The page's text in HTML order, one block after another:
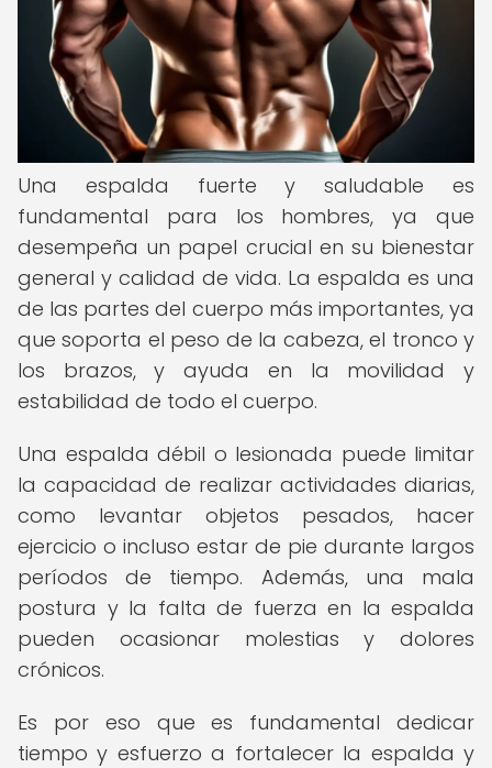
Una espalda fuerte y saludable es
fundamental para los hombres, ya que
desempeña un papel crucial en su bienestar
general y calidad de vida. La espalda es una
de las partes del cuerpo más importantes, ya
que soporta el peso de la cabeza, el tronco y
los brazos, y ayuda en la movilidad y
estabilidad de todo el cuerpo.
Una espalda débil o lesionada puede limitar
la capacidad de realizar actividades diarias,
como levantar objetos pesados, hacer
ejercicio o incluso estar de pie durante largos
períodos de tiempo. Además, una mala
postura y la falta de fuerza en la espalda
pueden ocasionar molestias y dolores
crónicos.
Es por eso que es fundamental dedicar
tiempo y esfuerzo a fortalecer la espalda y